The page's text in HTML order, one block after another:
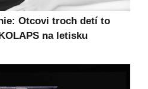
Otcovi troch detí to
na letisku